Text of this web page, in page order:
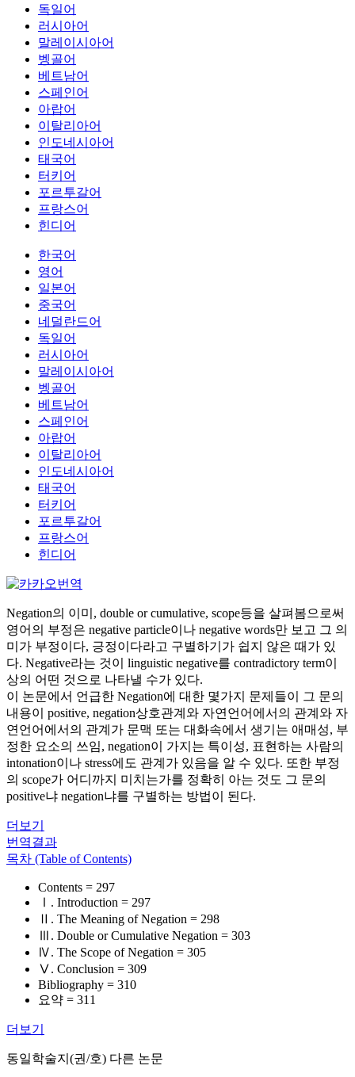
독일어
러시아어
말레이시아어
벵골어
베트남어
스페인어
아랍어
이탈리아어
인도네시아어
태국어
터키어
포르투갈어
프랑스어
힌디어
한국어
영어
일본어
중국어
네덜란드어
독일어
러시아어
말레이시아어
벵골어
베트남어
스페인어
아랍어
이탈리아어
인도네시아어
태국어
터키어
포르투갈어
프랑스어
힌디어
Negation의 이미, double or cumulative, scope등을 살펴봄으로써
영어의 부정은 negative particle이나 negative words만 보고 그 의
미가 부정이다, 긍정이다라고 구별하기가 쉽지 않은 때가 있
다. Negative라는 것이 linguistic negative를 contradictory term이
상의 어떤 것으로 나타낼 수가 있다.
이 논문에서 언급한 Negation에 대한 몇가지 문제들이 그 문의
내용이 positive, negation상호관계와 자연언어에서의 관계와 자
연언어에서의 관계가 문맥 또는 대화속에서 생기는 애매성, 부
정한 요소의 쓰임, negation이 가지는 특이성, 표현하는 사람의
intonation이나 stress에도 관계가 있음을 알 수 있다. 또한 부정
의 scope가 어디까지 미치는가를 정확히 아는 것도 그 문의
positive냐 negation냐를 구별하는 방법이 된다.
더보기
번역결과
목차 (Table of Contents)
Contents = 297
Ⅰ. Introduction = 297
Ⅱ. The Meaning of Negation = 298
Ⅲ. Double or Cumulative Negation = 303
Ⅳ. The Scope of Negation = 305
Ⅴ. Conclusion = 309
Bibliography = 310
요약 = 311
더보기
동일학술지(권/호) 다른 논문